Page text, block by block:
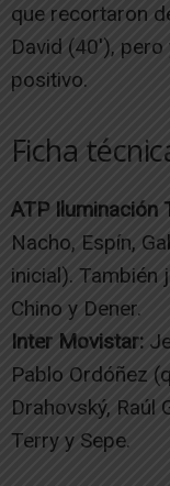
que recortaron
David (40′),
positivo.
Ficha
ATP Iluminación
Nacho, Espín,
inicial). También
Chino y Dener.
Inter Movistar:
Pablo Ordóñez
Drahovský, Raúl
Terry y Sepe.